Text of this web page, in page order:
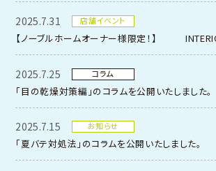
2025.7.31 店舗イベント
2025.7.25 コラム
「目の乾燥対策編」のコラムを公開いたしました。
2025.7.15 お知らせ
「夏バテ対処法」のコラムを公開いたしました。